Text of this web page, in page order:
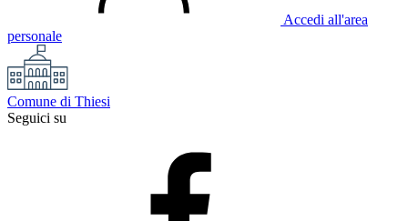
Accedi all'area
personale
Comune di Thiesi
Seguici su